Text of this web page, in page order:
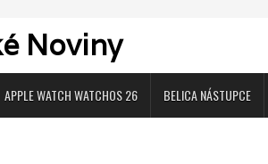
Noviny
APPLE WATCH WATCHOS 26 BELICA NÁSTUPCE